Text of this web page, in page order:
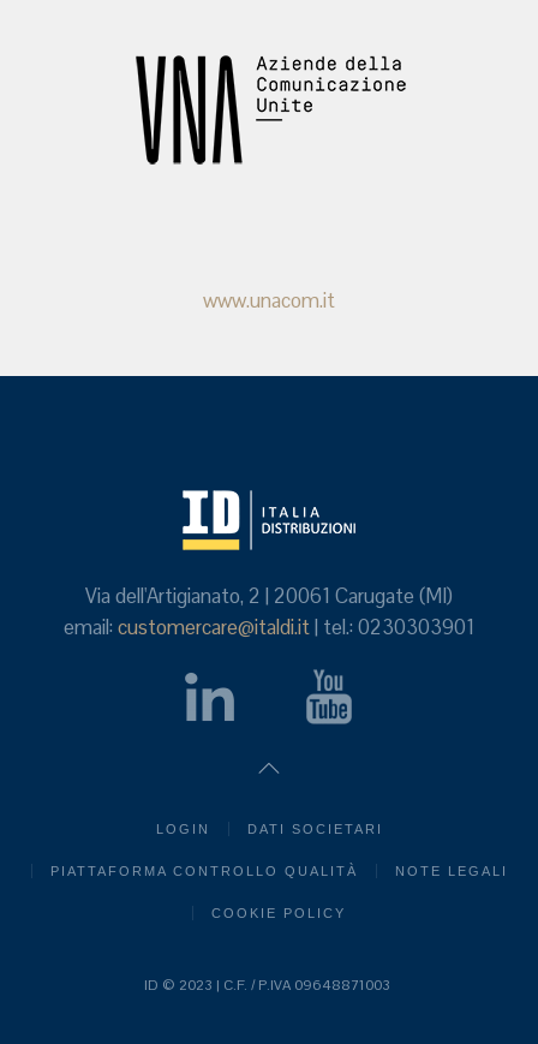
www.unacom.it
Via dell'Artigianato, 2 | 20061 Carugate (MI)
email: customercare@italdi.it| tel.: 0230303901
LOGIN DATI SOCIETARI
PIATTAFORMA CONTROLLO QUALITÀ NOTE LEGALI
COOKIE POLICY
ID © 2023 | C.F. / P.IVA 09648871003